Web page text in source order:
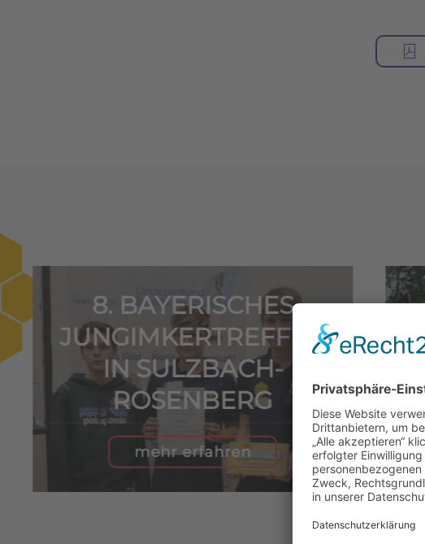
8. BAYERISCHES
JUNGIMKERTREFFEN
IN SULZBACH-
ROSENBERG
mehr erfahren